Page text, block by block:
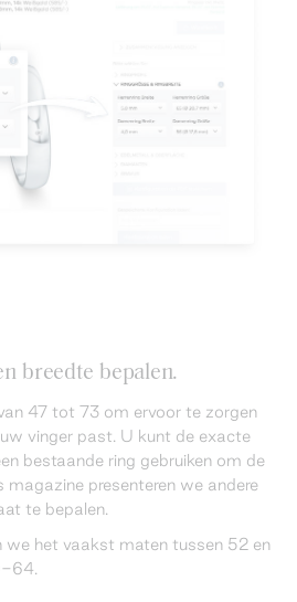
breedte bepalen.
47 tot 73 om ervoor te zorgen
vinger past. U kunt de exacte
bestaande ring gebruiken om de
magazine presenteren we andere
te bepalen.
we het vaakst maten tussen 52 en
64.